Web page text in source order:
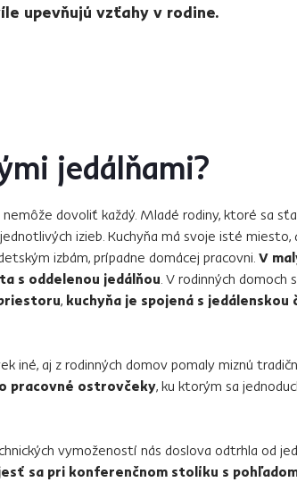
upevňujú vzťahy v rodine.
jedálňami?
nemôže dovoliť každý. Mladé rodiny, ktoré sa
izieb. Kuchyňa má svoje isté miesto,
izbám, prípadne domácej pracovni. V
s oddelenou jedálňou . V rodinných domoch
, kuchyňa je spojená s jedálenskou
iné, aj z rodinných domov pomaly miznú
pracovné ostrovčeky, ku ktorým sa
vymožeností nás doslova odtrhla od
sa pri konferenčnom stolíku s